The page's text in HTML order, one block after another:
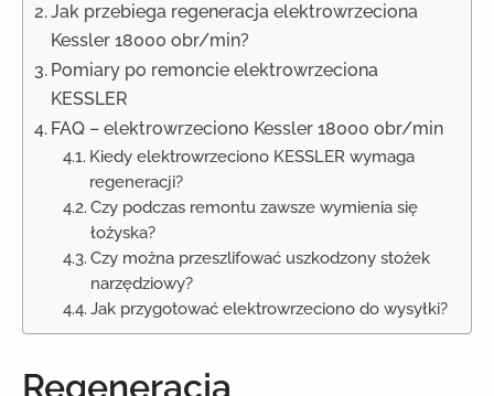
Jak przebiega regeneracja elektrowrzeciona
Kessler 18000 obr/min?
Pomiary po remoncie elektrowrzeciona
KESSLER
FAQ – elektrowrzeciono Kessler 18000 obr/min
Kiedy elektrowrzeciono KESSLER wymaga
regeneracji?
Czy podczas remontu zawsze wymienia się
łożyska?
Czy można przeszlifować uszkodzony stożek
narzędziowy?
Jak przygotować elektrowrzeciono do wysyłki?
Regeneracja